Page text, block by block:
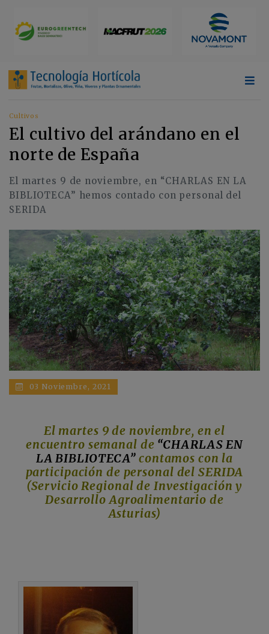
Cultivos
El cultivo del arándano en el
norte de España
El martes 9 de noviembre, en “CHARLAS EN LA
BIBLIOTECA” hemos contado con personal del
SERIDA
03 Noviembre, 2021
El martes 9 de noviembre, en el
encuentro semanal de “CHARLAS EN
LA BIBLIOTECA” contamos con la
participación de personal del SERIDA
(Servicio Regional de Investigación y
Desarrollo Agroalimentario de
Asturias)